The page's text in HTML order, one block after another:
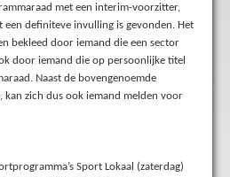
met een interim-voorzitter,
definiteve invulling is gevonden. Het
bekleed door iemand die een sector
door iemand die op persoonlijke titel
Naast de bovengenoemde
kan zich dus ook iemand melden voor
Sport Lokaal (zaterdag)